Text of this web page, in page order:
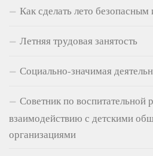
Как сделать лето
Летняя трудовая занятость
Социально-значимая
Советник по воспитательной
взаимодействию с детскими
организациями